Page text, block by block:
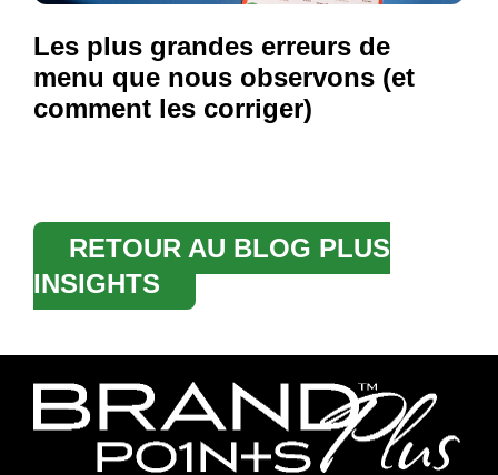
Les plus grandes erreurs de
menu que nous observons (et
comment les corriger)
RETOUR AU BLOG PLUS
INSIGHTS